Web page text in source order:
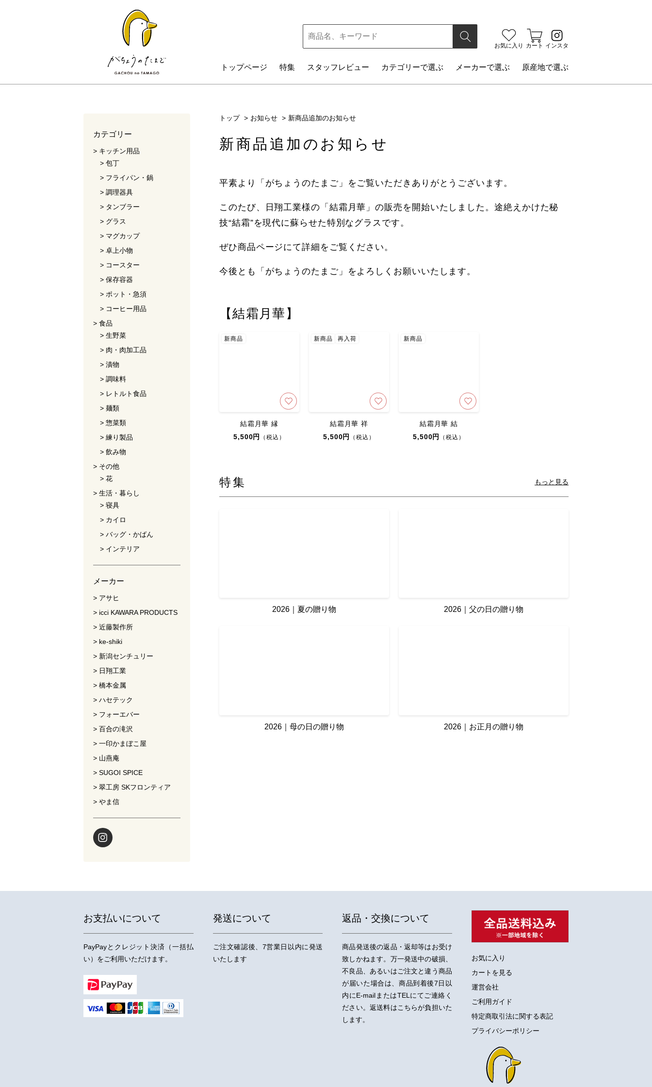
検索
お気に入り カート インスタ
トップページ 特集 スタッフレビュー カテゴリーで選ぶ メーカーで選ぶ 原産地で選ぶ
トップ お知らせ 新商品追加のお知らせ
新商品追加のお知らせ
平素より「がちょうのたまご」をご覧いただきありがとうございます。
このたび、日翔工業様の「結霜月華」の販売を開始いたしました。途絶えかけた秘
技“結霜”を現代に蘇らせた特別なグラスです。
ぜひ商品ページにて詳細をご覧ください。
今後とも「がちょうのたまご」をよろしくお願いいたします。
【結霜月華】
新商品
結霜月華 縁
5,500円
（税込）
新商品 再入荷
結霜月華 祥
5,500円
（税込）
新商品
結霜月華 結
5,500円
（税込）
特集 もっと見る
2026｜夏の贈り物 2026｜父の日の贈り物
2026｜母の日の贈り物 2026｜お正月の贈り物
カテゴリー
キッチン用品
包丁
フライパン・鍋
調理器具
タンブラー
グラス
マグカップ
卓上小物
コースター
保存容器
ポット・急須
コーヒー用品
食品
生野菜
肉・肉加工品
漬物
調味料
レトルト食品
麺類
惣菜類
練り製品
飲み物
その他
花
生活・暮らし
寝具
カイロ
バッグ・かばん
インテリア
メーカー
アサヒ
icci KAWARA PRODUCTS
近藤製作所
ke-shiki
新潟センチュリー
日翔工業
橋本金属
ハセテック
フォーエバー
百合の滝沢
一印かまぼこ屋
山燕庵
SUGOI SPICE
翠工房 SKフロンティア
やま信
お支払いについて
PayPayとクレジット決済（一括払
い）をご利用いただけます。
発送について
ご注文確認後、7営業日以内に発送
いたします
返品・交換について
商品発送後の返品・返却等はお受け
致しかねます。万一発送中の破損、
不良品、あるいはご注文と違う商品
が届いた場合は、商品到着後7日以
内にE-mailまたはTELにてご連絡く
ださい。返送料はこちらが負担いた
します。
お気に入り
カートを見る
運営会社
ご利用ガイド
特定商取引法に関する表記
プライバシーポリシー